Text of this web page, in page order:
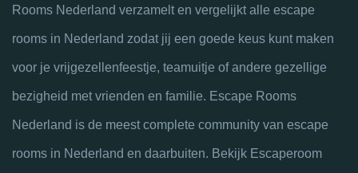
Rooms Nederland verzamelt en vergelijkt alle escape
rooms in Nederland zodat jij een goede keus kunt maken
voor je vrijgezellenfeestje, teamuitje of andere gezellige
bezigheid met vrienden en familie. Escape Rooms
Nederland is de meest complete community van escape
rooms in Nederland en daarbuiten. Bekijk Escaperoom